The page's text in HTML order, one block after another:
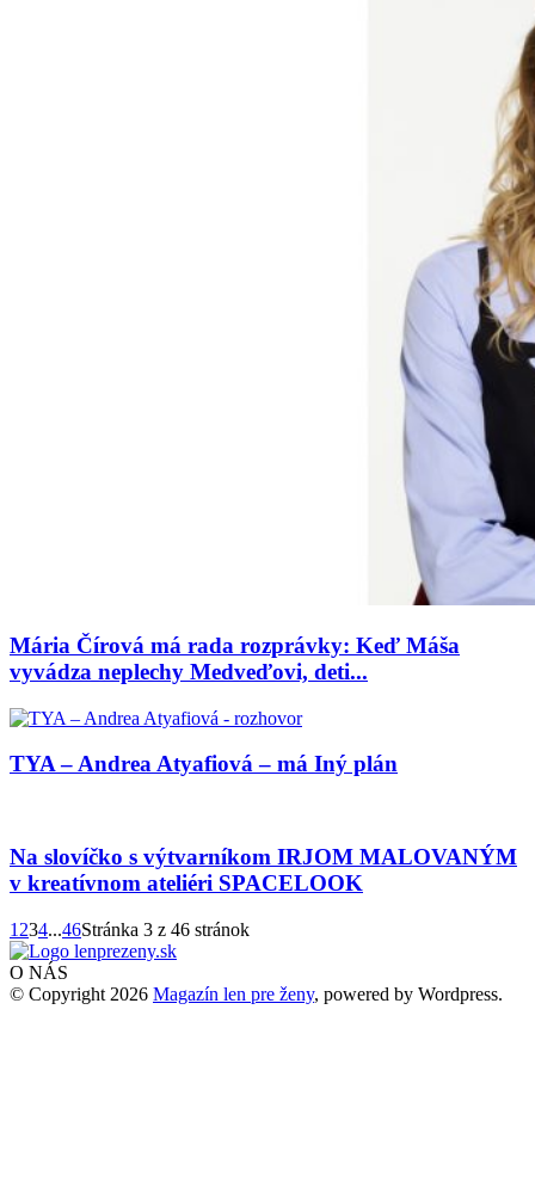
Mária Čírová má rada rozprávky: Keď Máša
vyvádza neplechy Medveďovi, deti...
TYA – Andrea Atyafiová – má Iný plán
Na slovíčko s výtvarníkom IRJOM MALOVANÝM
v kreatívnom ateliéri SPACELOOK
1 234...46Stránka 3 z 46 stránok
O NÁS
© Copyright 2026 Magazín len pre ženy, powered by Wordpress.